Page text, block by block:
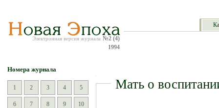
Электронная версия журнала №2 (4)
1994
Номера журнала
1 2 3 4 5
6 7 8 9 10
Мать о